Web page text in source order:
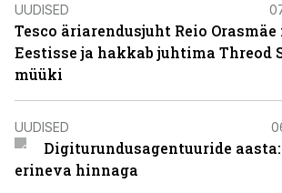
UUDISED
Tesco äriarendusjuht Reio Orasmäe
Eestisse ja hakkab juhtima Threod
müüki
UUDISED
Digiturundusagentuuride
erineva hinnaga